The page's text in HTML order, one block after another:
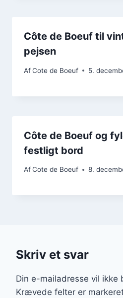
Côte de Boeuf til
pejsen
AfCote de Boeuf 5.
Côte de Boeuf og
festligt bord
AfCote de Boeuf 8.
Skriv et svar
Din e-mailadresse vil ikke
Krævede felter er